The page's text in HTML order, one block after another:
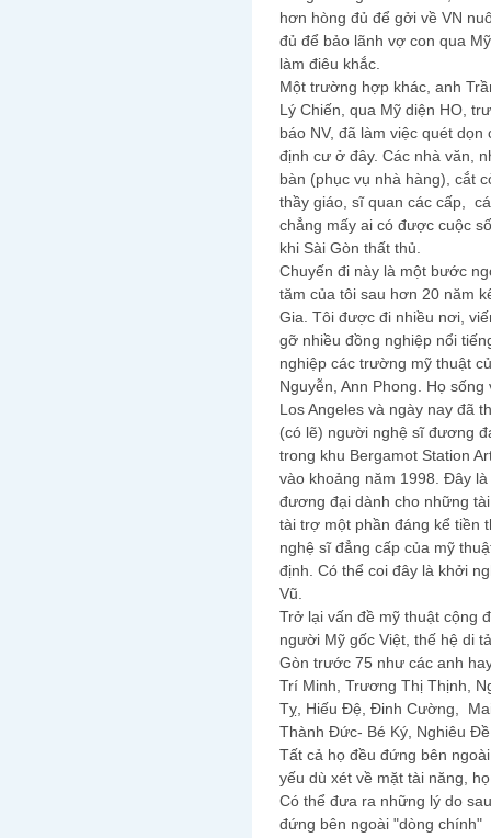
hơn hòng đủ để gởi về VN
đủ để bảo lãnh vợ con qua
làm điêu khắc.
Một trường hợp khác, anh
Lý Chiến, qua Mỹ diện HO,
báo NV, đã làm việc quét
định cư ở đây. Các nhà văn,
bàn (phục vụ nhà hàng), cắt
thầy giáo, sĩ quan các cấp,
chẳng mấy ai có được cuộc
khi Sài Gòn thất thủ.
Chuyến đi này là một bước
tăm của tôi sau hơn 20 năm
Gia. Tôi được đi nhiều nơi,
gỡ nhiều đồng nghiệp nổi
nghiệp các trường mỹ thuật
Nguyễn, Ann Phong. Họ
Los Angeles và ngày nay đã
(có lẽ) người nghệ sĩ đương
trong khu Bergamot Station
vào khoảng năm 1998. Đây
đương đại dành cho những
tài trợ một phần đáng kể tiền
nghệ sĩ đẳng cấp của mỹ
định. Có thể coi đây là khởi
Vũ.
Trở lại vấn đề mỹ thuật cộng
người Mỹ gốc Việt, thế hệ di
Gòn trước 75 như các anh
Trí Minh, Trương Thị Thịnh,
Tỵ, Hiếu Đệ, Đinh Cường,
Thành Đức- Bé Ký, Nghiêu
Tất cả họ đều đứng bên
yếu dù xét về mặt tài năng,
Có thể đưa ra những lý do
đứng bên ngoài "dòng chính"